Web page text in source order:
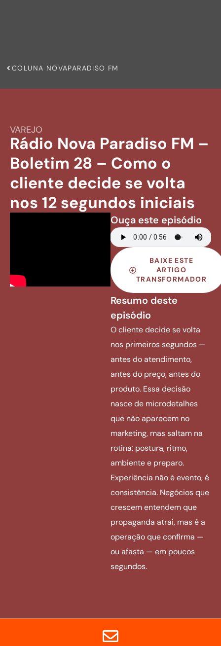
COLUNA NOVAPARADISO FM
VAREJO
Rádio Nova Paradiso FM –
Boletim 28 – Como o
cliente decide se volta
nos 12 segundos iniciais
Ouça este episódio
BAIXE ESTE
ARTIGO
TRANSFORMADOR
Resumo deste
episódio
O cliente decide se volta
nos primeiros segundos —
antes do atendimento,
antes do preço, antes do
produto. Essa decisão
nasce de microdetalhes
que não aparecem no
marketing, mas saltam na
rotina: postura, ritmo,
ambiente e preparo.
Experiência não é evento, é
consistência. Negócios que
crescem entendem que
propaganda atrai, mas é a
operação que confirma —
ou afasta — em poucos
segundos.